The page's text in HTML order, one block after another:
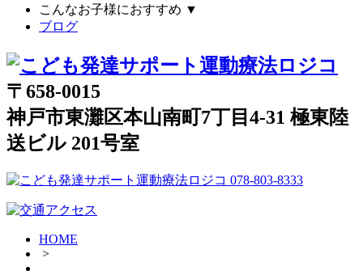
こんなお子様におすすめ ▼
ブログ
〒658-0015
神戸市東灘区本山南町7丁目4-31 極東陸
送ビル 201号室
HOME
>